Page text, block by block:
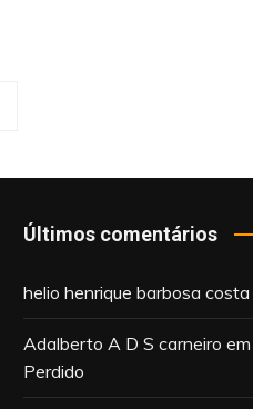
Últimos comentários
helio henrique barbosa costa
Adalberto A D S carneiro em
Perdido